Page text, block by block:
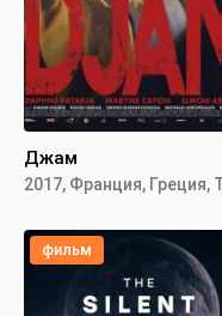
Джам
фильм